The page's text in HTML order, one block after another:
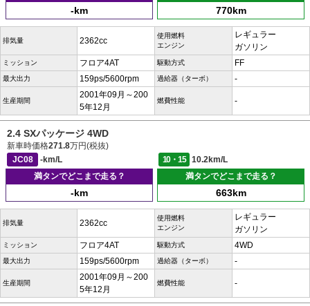
-km 770km
排気量 2362cc
使用燃料
エンジン
レギュラー
ガソリン
ミッション フロア4AT 駆動方式 FF
最大出力 159ps/5600rpm 過給器（ターボ） -
生産期間
2001年09月～200
5年12月
燃費性能 -
2.4 SXパッケージ 4WD
新車時価格271.8万円(税抜)
JC08
-km/L 10・15
10.2km/L
満タンでどこまで走る？
-km
満タンでどこまで走る？
663km
排気量 2362cc
使用燃料
エンジン
レギュラー
ガソリン
ミッション フロア4AT 駆動方式 4WD
最大出力 159ps/5600rpm 過給器（ターボ） -
生産期間
2001年09月～200
5年12月
燃費性能 -